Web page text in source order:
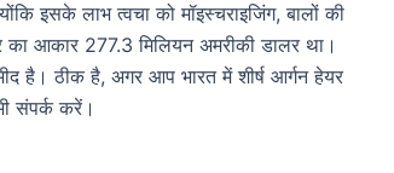
इसके लाभ त्वचा को मॉइस्चराइजिंग, बालों की
आकार 277.3 मिलियन अमरीकी डालर था।
है। ठीक है, अगर आप भारत में शीर्ष आर्गन हेयर
संपर्क करें।